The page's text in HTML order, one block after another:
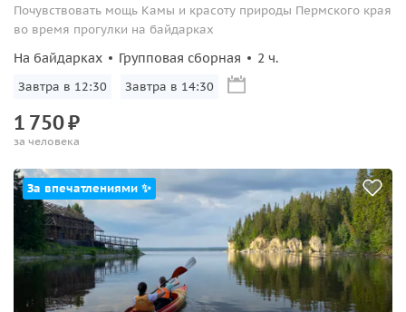
Почувствовать мощь Камы и красоту природы Пермского края
во время прогулки на байдарках
На байдарках Групповая сборная 2 ч.
Завтра в 12:30 Завтра в 14:30
1 750₽
за человека
За впечатлениями ✨